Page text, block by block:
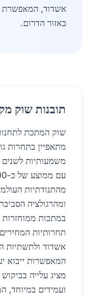
אשדוד, המאפשרת
באזור הדרום.
תובנות שוק
שוק המתכת
מתאפיין בתחרות
מהתנודתיות
ומהרגולציה
במתכות ממוחזרות
תחרותיות
אשדוד ולתשתיות
המאפשרות ייבוא
מציג עלייה
ועמידים במיוחד,